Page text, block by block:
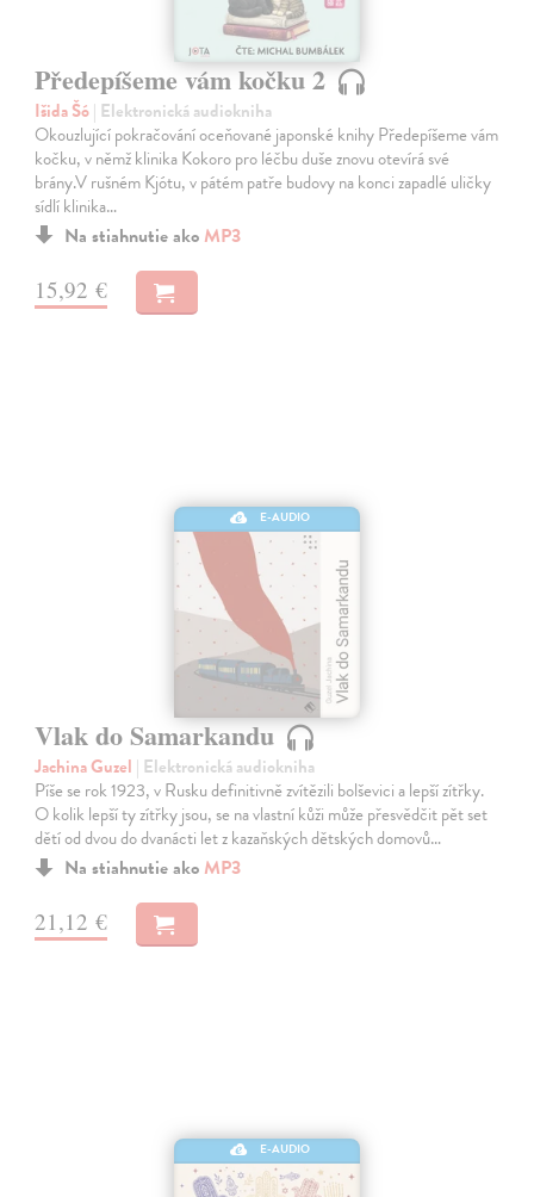
Předepíšeme vám kočku 2
Išida Šó| Elektronická audiokniha
Okouzlující pokračování oceňované japonské knihy Předepíšeme vám
kočku, v němž klinika Kokoro pro léčbu duše znovu otevírá své
brány.V rušném Kjótu, v pátém patře budovy na konci zapadlé uličky
sídlí klinika…
Na stiahnutie ako MP3
15,92 €
E-AUDIO
Vlak do Samarkandu
Jachina Guzel | Elektronická audiokniha
Píše se rok 1923, v Rusku definitivně zvítězili bolševici a lepší zítřky.
O kolik lepší ty zítřky jsou, se na vlastní kůži může přesvědčit pět set
dětí od dvou do dvanácti let z kazaňských dětských domovů…
Na stiahnutie ako MP3
21,12 €
E-AUDIO